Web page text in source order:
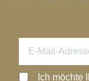
Ich möchte